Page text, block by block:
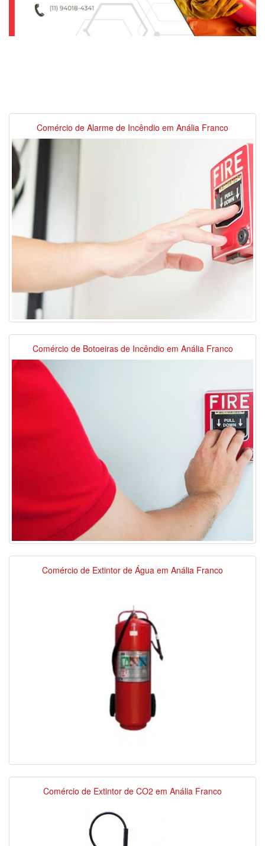
Comércio de Alarme de Incêndio em Anália Franco
Comércio de Botoeiras de Incêndio em Anália Franco
Comércio de Extintor de Água em Anália Franco
Comércio de Extintor de CO2 em Anália Franco